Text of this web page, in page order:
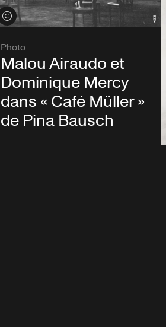
les crédits
Photo
Malou Airaudo et
Dominique Mercy
dans « Café Müller »
de Pina Bausch